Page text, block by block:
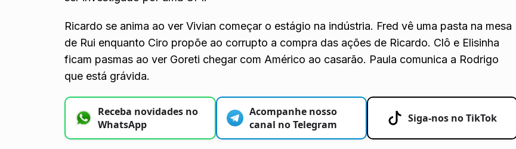
Ricardo se anima ao ver Vivian começar o estágio na indústria. Fred vê uma pasta na mesa
de Rui enquanto Ciro propõe ao corrupto a compra das ações de Ricardo. Clô e Elisinha
ficam pasmas ao ver Goreti chegar com Américo ao casarão. Paula comunica a Rodrigo
que está grávida.
Receba novidades no
WhatsApp
Acompanhe nosso
canal no Telegram
Siga-nos no TikTok